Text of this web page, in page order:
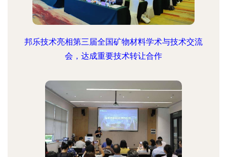
邦乐技术亮相第三届全国矿物材料学术与技术交流
会，达成重要技术转让合作